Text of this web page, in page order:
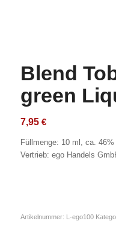
Blend
green
7,95 €
Füllmenge: 10 ml, ca.
Vertrieb: ego Handels
Artikelnummer: L-ego100